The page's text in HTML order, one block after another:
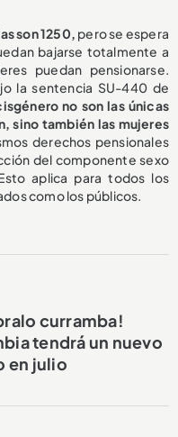
son 1250, pero se espera
bajarse totalmente a
puedan pensionarse.
la sentencia SU-440 de
no son las únicas
sino también las mujeres
derechos pensionales
del componente sexo
aplica para todos los
como los públicos.
curramba!
tendrá un nuevo
en julio